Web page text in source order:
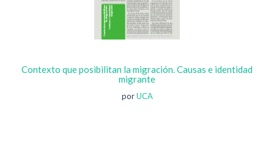
Contexto que posibilitan la migración. Causas e identidad
migrante
porUCA